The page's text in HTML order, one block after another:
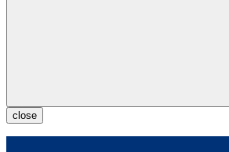
close